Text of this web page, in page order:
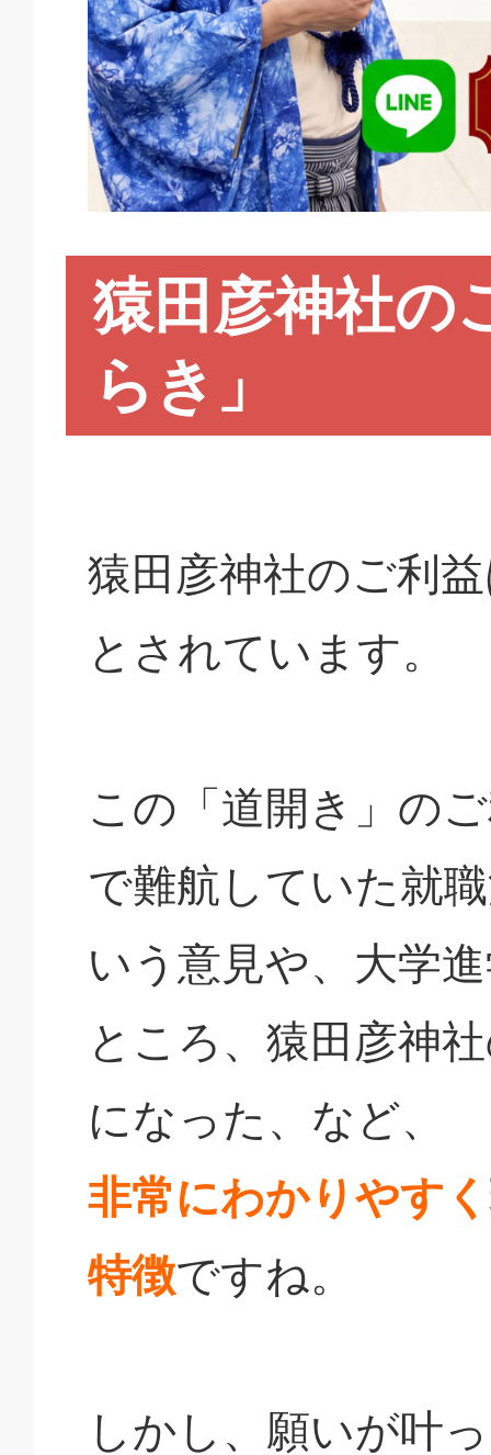
猿田彦神社の
らき」
猿田彦神社のご利
とされています。
この「道開き」の
で難航していた就
いう意見や、大学
ところ、猿田彦神
になった、など、
非常にわかりやす
特徴ですね。
しかし、願いが叶